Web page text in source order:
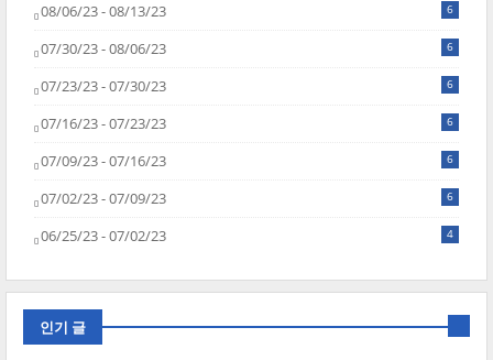
08/06/23 - 08/13/23 6
07/30/23 - 08/06/23 6
07/23/23 - 07/30/23 6
07/16/23 - 07/23/23 6
07/09/23 - 07/16/23 6
07/02/23 - 07/09/23 6
06/25/23 - 07/02/23 4
인기 글